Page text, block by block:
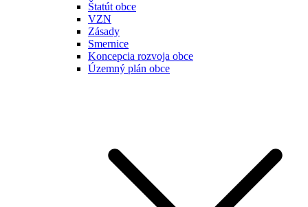
Štatút obce
VZN
Zásady
Smernice
Koncepcia rozvoja obce
Územný plán obce